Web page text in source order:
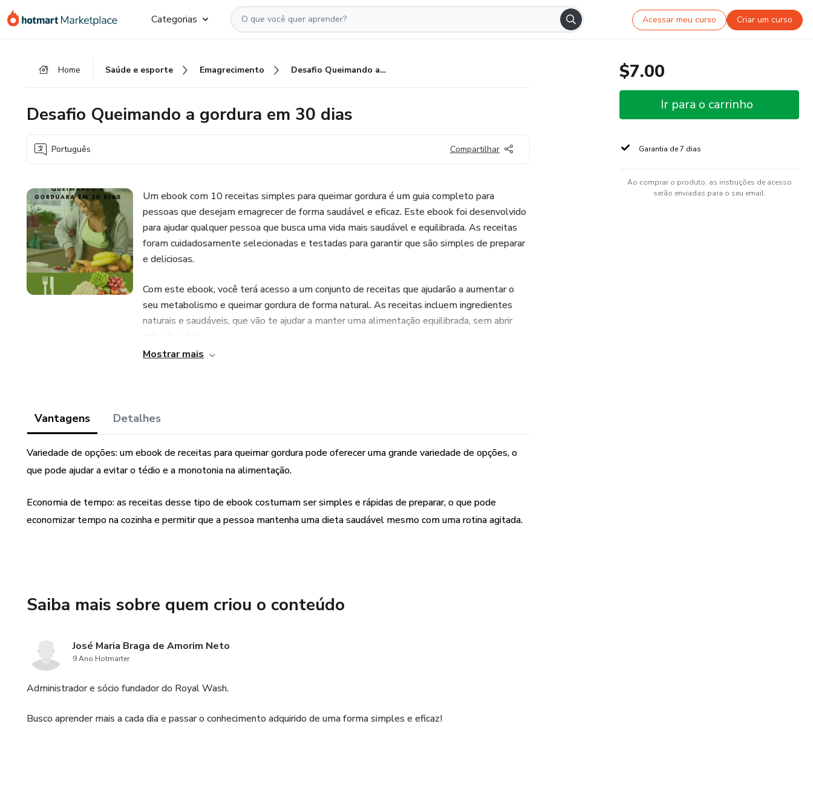
para
para
para
Categorias Acessar meu curso Criar um curso
Home Saúde e esporte Emagrecimento Desafio Queimando a gordura em 30 dias
Desafio Queimando a gordura em 30 dias
Português Compartilhar
Um ebook com 10 receitas simples para queimar gordura é um guia completo para
pessoas que desejam emagrecer de forma saudável e eficaz. Este ebook foi desenvolvido
para ajudar qualquer pessoa que busca uma vida mais saudável e equilibrada. As receitas
foram cuidadosamente selecionadas e testadas para garantir que são simples de preparar
e deliciosas.
Com este ebook, você terá acesso a um conjunto de receitas que ajudarão a aumentar o
seu metabolismo e queimar gordura de forma natural. As receitas incluem ingredientes
naturais e saudáveis, que vão te ajudar a manter uma alimentação equilibrada, sem abrir
mão do sabor.
Mostrar mais
Vantagens Detalhes
Variedade de opções: um ebook de receitas para queimar gordura pode oferecer uma grande variedade de opções, o
que pode ajudar a evitar o tédio e a monotonia na alimentação.
Economia de tempo: as receitas desse tipo de ebook costumam ser simples e rápidas de preparar, o que pode
economizar tempo na cozinha e permitir que a pessoa mantenha uma dieta saudável mesmo com uma rotina agitada.
Saiba mais sobre quem criou o conteúdo
José Maria Braga de Amorim Neto
9 Ano Hotmarter
Administrador e sócio fundador do Royal Wash.
Busco aprender mais a cada dia e passar o conhecimento adquirido de uma forma simples e eficaz!
$7.00
Ir para o carrinho
Garantia de 7 dias
Ao comprar o produto, as instruções de acesso
serão enviadas para o seu email.